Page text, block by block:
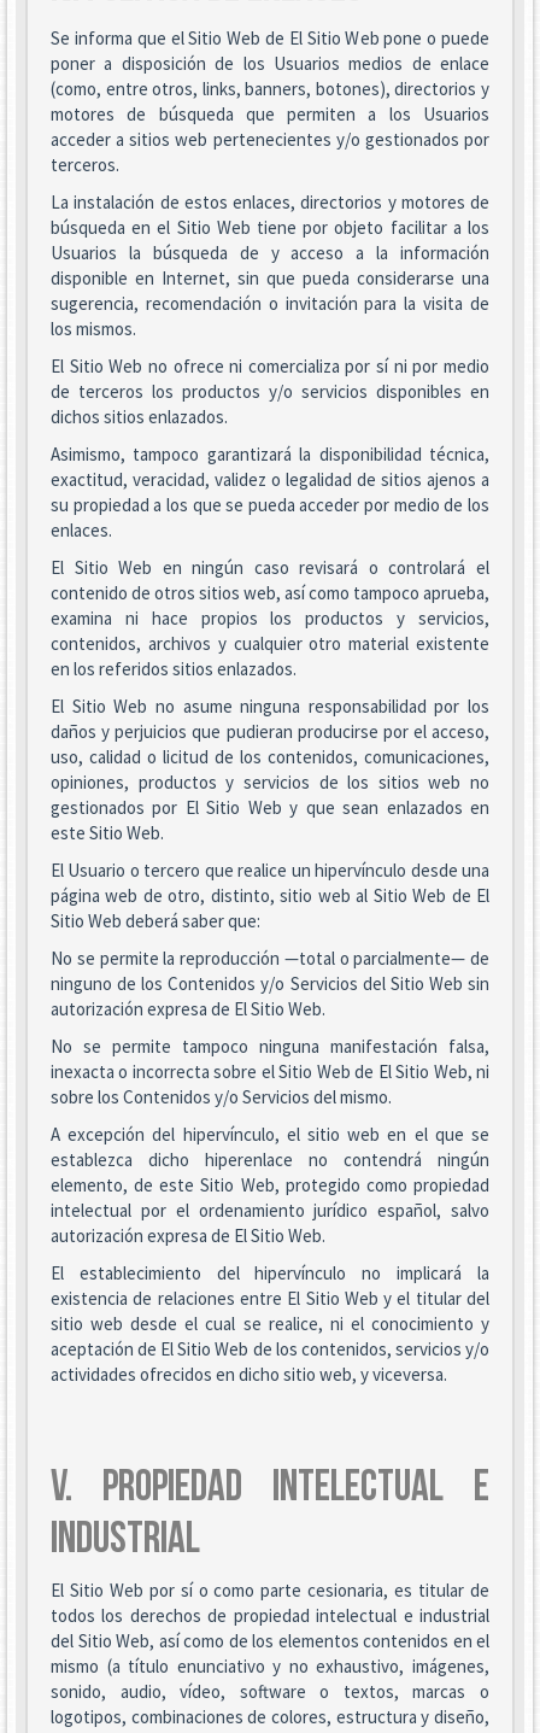
Se informa que el Sitio Web de El Sitio Web pone o puede
poner a disposición de los Usuarios medios de enlace
(como, entre otros, links, banners, botones), directorios y
motores de búsqueda que permiten a los Usuarios
acceder a sitios web pertenecientes y/o gestionados por
terceros.
La instalación de estos enlaces, directorios y motores de
búsqueda en el Sitio Web tiene por objeto facilitar a los
Usuarios la búsqueda de y acceso a la información
disponible en Internet, sin que pueda considerarse una
sugerencia, recomendación o invitación para la visita de
los mismos.
El Sitio Web no ofrece ni comercializa por sí ni por medio
de terceros los productos y/o servicios disponibles en
dichos sitios enlazados.
Asimismo, tampoco garantizará la disponibilidad técnica,
exactitud, veracidad, validez o legalidad de sitios ajenos a
su propiedad a los que se pueda acceder por medio de los
enlaces.
El Sitio Web en ningún caso revisará o controlará el
contenido de otros sitios web, así como tampoco aprueba,
examina ni hace propios los productos y servicios,
contenidos, archivos y cualquier otro material existente
en los referidos sitios enlazados.
El Sitio Web no asume ninguna responsabilidad por los
daños y perjuicios que pudieran producirse por el acceso,
uso, calidad o licitud de los contenidos, comunicaciones,
opiniones, productos y servicios de los sitios web no
gestionados por El Sitio Web y que sean enlazados en
este Sitio Web.
El Usuario o tercero que realice un hipervínculo desde una
página web de otro, distinto, sitio web al Sitio Web de El
Sitio Web deberá saber que:
No se permite la reproducción —total o parcialmente— de
ninguno de los Contenidos y/o Servicios del Sitio Web sin
autorización expresa de El Sitio Web.
No se permite tampoco ninguna manifestación falsa,
inexacta o incorrecta sobre el Sitio Web de El Sitio Web, ni
sobre los Contenidos y/o Servicios del mismo.
A excepción del hipervínculo, el sitio web en el que se
establezca dicho hiperenlace no contendrá ningún
elemento, de este Sitio Web, protegido como propiedad
intelectual por el ordenamiento jurídico español, salvo
autorización expresa de El Sitio Web.
El establecimiento del hipervínculo no implicará la
existencia de relaciones entre El Sitio Web y el titular del
sitio web desde el cual se realice, ni el conocimiento y
aceptación de El Sitio Web de los contenidos, servicios y/o
actividades ofrecidos en dicho sitio web, y viceversa.
V. PROPIEDAD INTELECTUAL E
INDUSTRIAL
El Sitio Web por sí o como parte cesionaria, es titular de
todos los derechos de propiedad intelectual e industrial
del Sitio Web, así como de los elementos contenidos en el
mismo (a título enunciativo y no exhaustivo, imágenes,
sonido, audio, vídeo, software o textos, marcas o
logotipos, combinaciones de colores, estructura y diseño,